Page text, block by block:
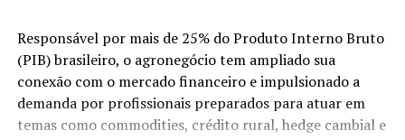
ACIP Mulher.
Responsável por mais de 25% do Produto Interno Bruto
(PIB) brasileiro, o agronegócio tem ampliado sua
conexão com o mercado financeiro e impulsionado a
demanda por profissionais preparados para atuar em
temas como commodities, crédito rural, hedge cambial e